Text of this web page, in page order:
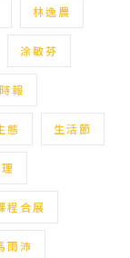
林逸農
涂敏芬
報
態 生活節
程合展
雨沛